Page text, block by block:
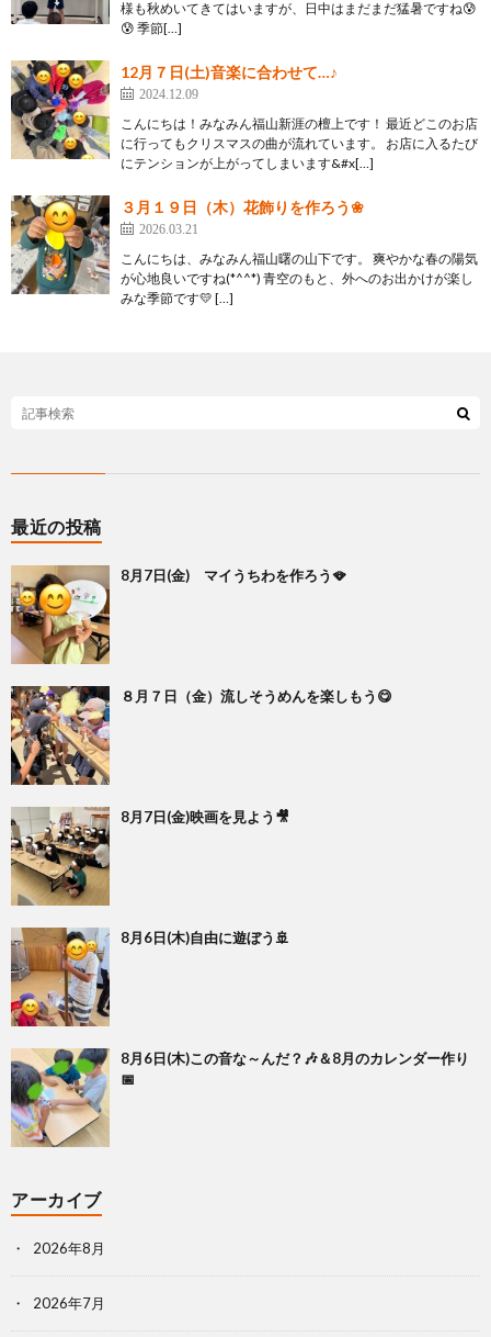
様も秋めいてきてはいますが、日中はまだまだ猛暑ですね😰
😰 季節[…]
12月７日(土)音楽に合わせて…♪
2024.12.09
こんにちは！みなみん福山新涯の檀上です！ 最近どこのお店
に行ってもクリスマスの曲が流れています。 お店に入るたび
にテンションが上がってしまいます&#x[…]
３月１９日（木）花飾りを作ろう❀
2026.03.21
こんにちは、みなみん福山曙の山下です。 爽やかな春の陽気
が心地良いですね(*^^*) 青空のもと、外へのお出かけが楽し
みな季節です💛 […]
最近の投稿
8月7日(金) マイうちわを作ろう🪭
８月７日（金）流しそうめんを楽しもう😋
8月7日(金)映画を見よう🎥
8月6日(木)自由に遊ぼう🚢
8月6日(木)この音な～んだ？🎶＆8月のカレンダー作り
📅
アーカイブ
2026年8月
2026年7月